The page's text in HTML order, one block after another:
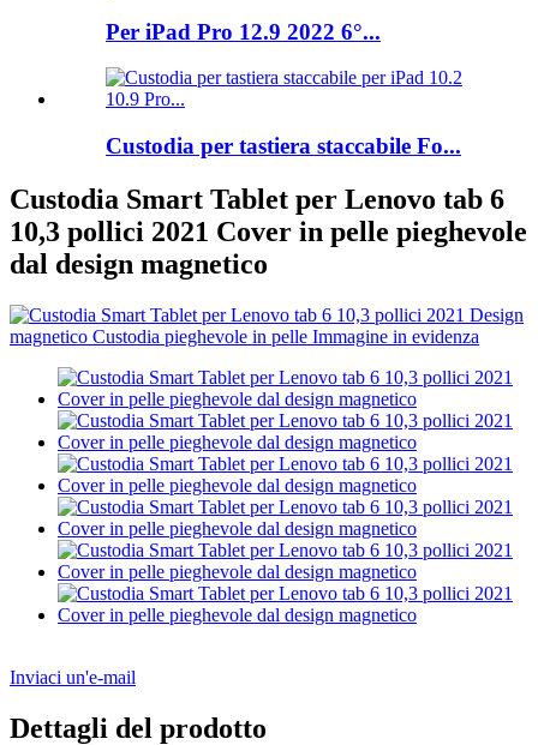
Per iPad Pro 12.9 2022 6°...
Custodia per tastiera staccabile Fo...
Custodia Smart Tablet per Lenovo tab 6
10,3 pollici 2021 Cover in pelle pieghevole
dal design magnetico
Inviaci un'e-mail
Dettagli del prodotto